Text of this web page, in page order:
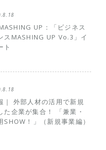
UP：「ビジネス
スMASHING UP Vo.3」イ
ト
｜ 外部人材の活用で新規
た企業が集合！ 「兼業・
SHOW！」（新規事業編）